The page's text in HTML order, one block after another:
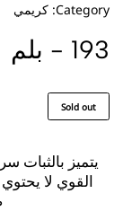
Category: كريمي
193 - بلم
Sold out
يتميز بالثبات
القوي لا